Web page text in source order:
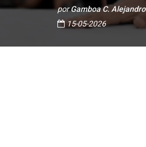
porGamboa C. Alejandro
15-05-2026